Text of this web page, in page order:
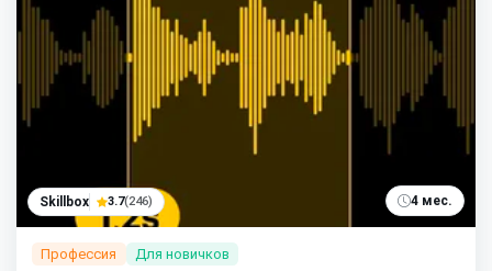
Skillbox 3.7(246) 4 мес.
Профессия Для новичков